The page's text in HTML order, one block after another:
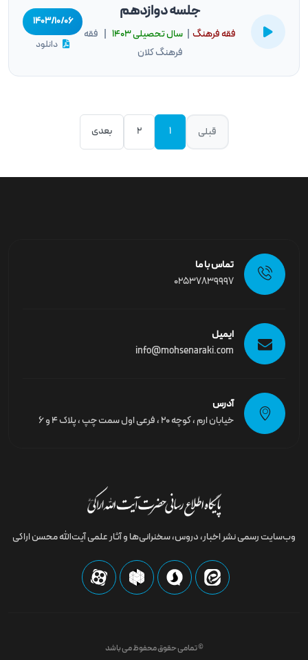
جلسه دوازدهم
فقه فرهنگ سال تحصيلى ۱۴۰۳
| فقه
فرهنگ کلان
۱۴۰۳/۱۰/۰۶
دانلود
قبلی 1
2 بعدی
تماس با ما
02537839997
ایمیل
info@mohsenaraki.com
آدرس
خیابان ارم ، کوچه ۲۰ ، فرعی اول سمت چپ ، پلاک ۴ و ۶
وب‌سایت رسمى نشر اخبار، دروس، سخنرانی‌ها و آثار علمی آیت‌الله محسن اراکی
© تمامی حقوق محفوظ می باشد